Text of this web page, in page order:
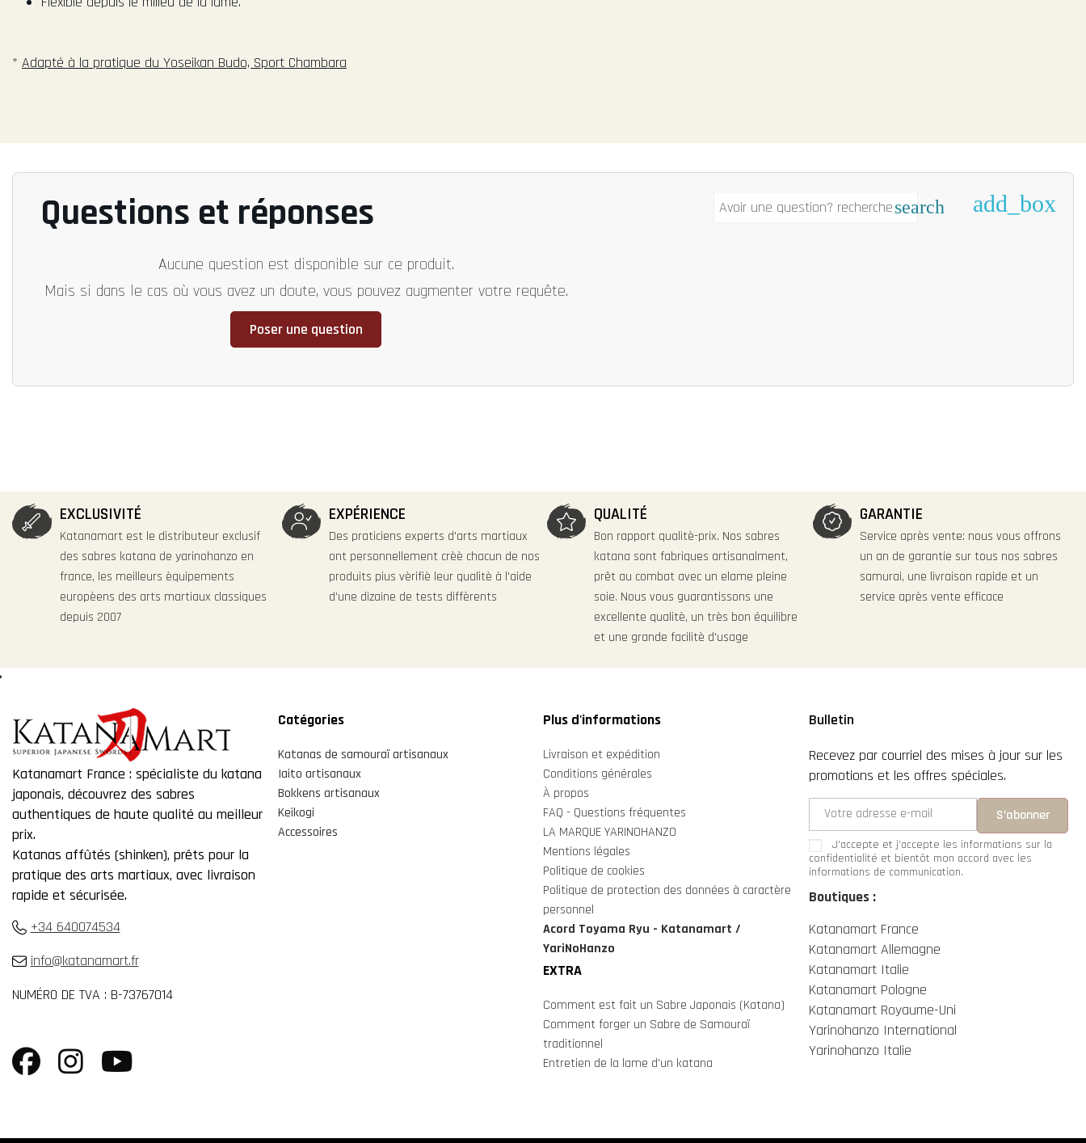
* Adapté à la pratique du Yoseikan Budo, Sport Chambara
Questions et réponses search add_box
Aucune question est disponible sur ce produit.
Mais si dans le cas où vous avez un doute, vous pouvez augmenter votre requête.
Poser une question
EXCLUSIVITÉ
Katanamart est le distributeur exclusif
des sabres katana de yarinohanzo en
france, les meilleurs èquipements
europèens des arts martiaux classiques
depuis 2007
EXPÉRIENCE
Des praticiens experts d'arts martiaux
ont personnellement crèè chacun de nos
produits pius vèrifiè leur qualitè à l'aide
d'une dizaine de tests diffèrents
QUALITÉ
Bon rapport qualitè-prix. Nos sabres
katana sont fabriques artisanalment,
prêt au combat avec un elame pleine
soie. Nous vous guarantissons une
excellente qualitè, un très bon équilibre
et une grande facilitè d'usage
GARANTIE
Service après vente: nous vous offrons
un an de garantie sur tous nos sabres
samurai, une livraison rapide et un
service après vente efficace
Katanamart France : spécialiste du katana
japonais, découvrez des sabres
authentiques de haute qualité au meilleur
prix.
Katanas affûtés (shinken), prêts pour la
pratique des arts martiaux, avec livraison
rapide et sécurisée.
+34 640074534
info@katanamart.fr
NUMÉRO DE TVA : B-73767014
Catégories
Katanas de samouraï artisanaux
Iaito artisanaux
Bokkens artisanaux
Keikogi
Accessoires
Plus d'informations
Livraison et expédition
Conditions générales
À propos
FAQ - Questions fréquentes
LA MARQUE YARINOHANZO
Mentions légales
Politique de cookies
Politique de protection des données à caractère
personnel
Acord Toyama Ryu - Katanamart /
YariNoHanzo
EXTRA
Comment est fait un Sabre Japonais (Katana)
Comment forger un Sabre de Samouraï
traditionnel
Entretien de la lame d'un katana
Bulletin
Recevez par courriel des mises à jour sur les
promotions et les offres spéciales.
J'accepte et j'accepte les informations sur la
confidentialité et bientôt mon accord avec les
informations de communication.
Boutiques :
Katanamart France
Katanamart Allemagne
Katanamart Italie
Katanamart Pologne
Katanamart Royaume-Uni
Yarinohanzo International
Yarinohanzo Italie